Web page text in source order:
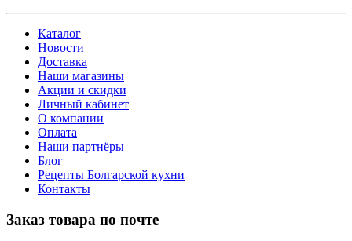
Каталог
Новости
Доставка
Наши магазины
Акции и скидки
Личный кабинет
О компании
Оплата
Наши партнёры
Блог
Рецепты Болгарской кухни
Контакты
Заказ товара по почте